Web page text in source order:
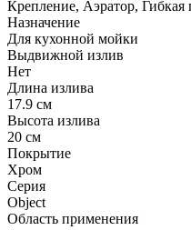
Крепление, Аэратор, Гибкая
Назначение
Для кухонной мойки
Выдвижной излив
Нет
Длина излива
17.9 см
Высота излива
20 см
Покрытие
Хром
Серия
Object
Область применения